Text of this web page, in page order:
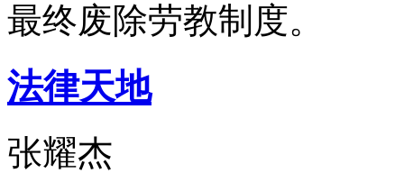
最终废除劳教制度。
法律天地
张耀杰